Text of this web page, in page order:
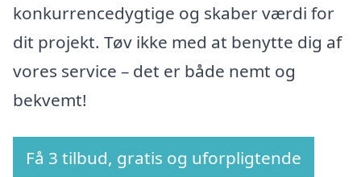
konkurrencedygtige og skaber værdi for
dit projekt. Tøv ikke med at benytte dig af
vores service – det er både nemt og
bekvemt!
Få 3 tilbud, gratis og uforpligtende